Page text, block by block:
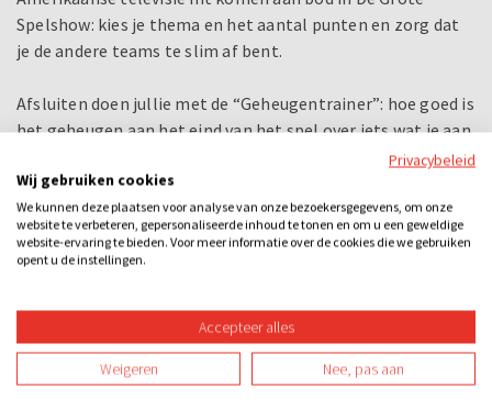
Spelshow: kies je thema en het aantal punten en zorg dat
je de andere teams te slim af bent.
Afsluiten doen jullie met de “Geheugentrainer”: hoe goed is
het geheugen aan het eind van het spel over iets wat je aan
het begin hebt gezien? en de “Paardenrace”, dé hit van
DoeNederland. Zet je punten in op een paard en schreeuw
deze naar de overwinning.
De Grote Spelshow is sensationeel en vraagt om snelheid,
humor. Uiteraard hebben we een prijs voor het winnende
team!
Bij dit uitje inbegrepen
Privacybeleid
Wij gebruiken cookies
We kunnen deze plaatsen voor analyse van onze bezoekersgegevens, om onze
website te verbeteren, gepersonaliseerde inhoud te tonen en om u een geweldige
website-ervaring te bieden. Voor meer informatie over de cookies die we gebruiken
opent u de instellingen.
Accepteer alles
Weigeren Nee, pas aan